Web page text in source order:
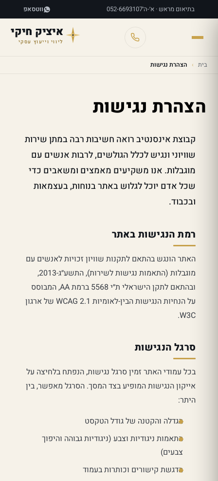
בתיאום מראש · א׳-ה׳052-6693107 ווטסאפ
איציק חיקי
ליווי וייעוץ עסקי
בית › הצהרת נגישות
הצהרת נגישות
קבוצת אינסנטיב רואה חשיבות רבה במתן שירות
שוויוני ונגיש לכלל הגולשים, לרבות אנשים עם
מוגבלות. אנו משקיעים מאמצים ומשאבים כדי
שכל אדם יוכל לגלוש באתר בנוחות, בעצמאות
ובכבוד.
רמת הנגישות באתר
האתר הונגש בהתאם לתקנות שוויון זכויות לאנשים עם
מוגבלות (התאמות נגישות לשירות), התשע״ג-2013,
ובהתאם לתקן הישראלי ת״י 5568 ברמת AA, המבוסס
על הנחיות הנגישות הבין-לאומיות WCAG 2.1 של ארגון
W3C.
סרגל הנגישות
בכל עמודי האתר זמין סרגל נגישות, הנפתח בלחיצה על
אייקון הנגישות המופיע בצד המסך. הסרגל מאפשר, בין
היתר:
הגדלה והקטנה של גודל הטקסט
התאמות ניגודיות וצבע (ניגודיות גבוהה והיפוך
צבעים)
הדגשת קישורים וכותרות בעמוד